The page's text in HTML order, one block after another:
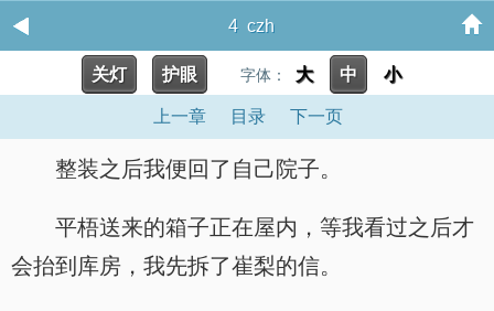
4 czh
关灯 护眼 字体： 大 中 小
上一章 目录 下一页
整装之后我便回了自己院子。
平梧送来的箱子正在屋内，等我看过之后才
会抬到库房，我先拆了崔梨的信。